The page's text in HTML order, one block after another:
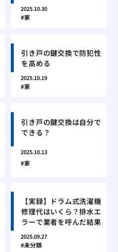
2025.10.30
家
引き戸の鍵交換で防犯性
を高める
2025.10.19
家
引き戸の鍵交換は自分で
できる？
2025.10.13
家
【実録】ドラム式洗濯機
修理代はいくら？排水エ
ラーで業者を呼んだ結果
2025.09.27
未分類